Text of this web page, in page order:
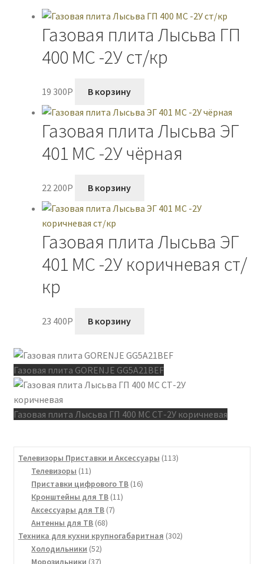
Газовая плита Лысьва ГП
400 МС -2У ст/кр
19 300P В корзину
Газовая плита Лысьва ЭГ
401 МС -2У чёрная
22 200P В корзину
Газовая плита Лысьва ЭГ
401 МС -2У коричневая ст/
кр
23 400P В корзину
Газовая плита GORENJE GG5A21BEF
Газовая плита Лысьва ГП 400 МС СТ-2У коричневая
Телевизоры Приставки и Аксессуары 113113
Телевизоры 1111
товаров
Приставки цифрового ТВ 1616
Кронштейны для ТВ 1111
Аксессуары для ТВ 77
Антенны для ТВ 6868
товаров
Техника для кухни крупногабаритная 302302
Холодильники 5252
товара
Морозильники 3737